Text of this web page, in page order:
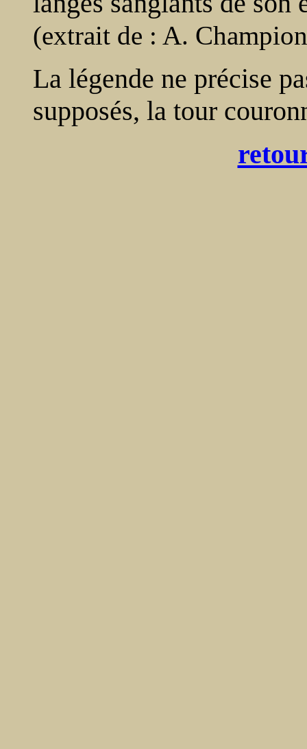
(extrait de : A.
La légende ne précise
supposés, la tour